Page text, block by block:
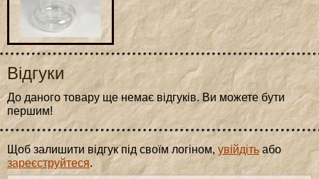
Відгуки
До даного товару ще немає відгуків. Ви можете бути
першим!
Щоб залишити відгук під своїм логіном, увійдіть або
зареєструйтеся.